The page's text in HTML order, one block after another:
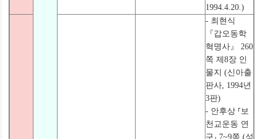
1994.4.20.)
- 최현식
『갑오동학
혁명사』 260
쪽 제8장 인
물지 (신아출
판사, 1994년
3판)
- 안후상 ⸢보
천교운동 연
구⸥ 7~9쪽 (성